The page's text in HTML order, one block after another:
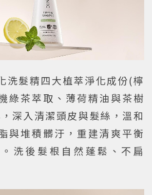
洗髮精四大植萃淨化成份(檸
綠茶萃取、薄荷精油與茶樹
深入清潔頭皮與髮絲，溫和
與堆積髒汙，重建清爽平衡
洗後髮根自然蓬鬆、不扁